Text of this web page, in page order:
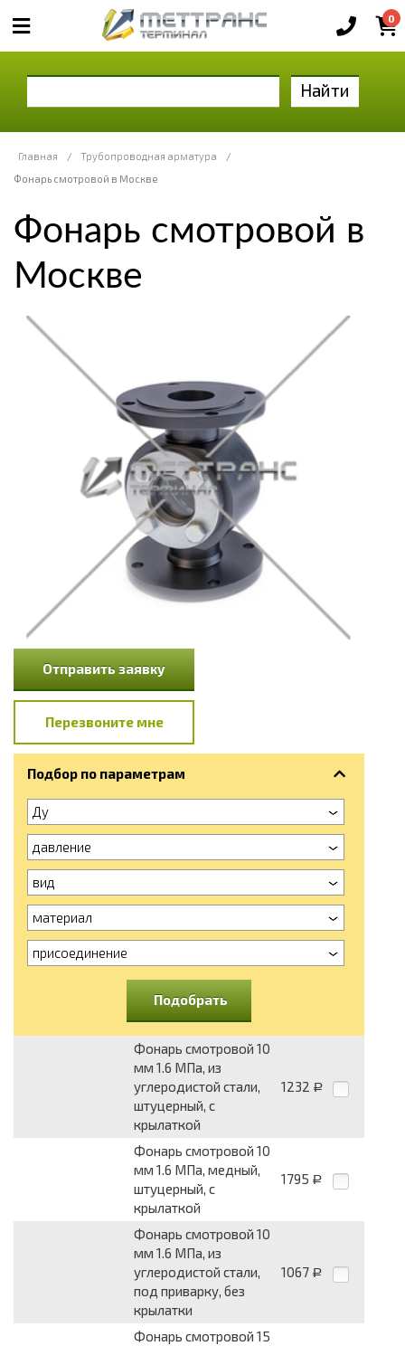
0
Найти
Главная / Трубопроводная арматура
/
Фонарь смотровой в Москве
Фонарь смотровой в
Москве
Отправить заявку
Перезвоните мне
Подбор по параметрам
Ду
давление
вид
материал
присоединение
Подобрать
Фонарь смотровой 10
мм 1.6 МПа, из
углеродистой стали,
штуцерный, с
крылаткой
1232 Р
Фонарь смотровой 10
мм 1.6 МПа, медный,
штуцерный, с
крылаткой
1795 Р
Фонарь смотровой 10
мм 1.6 МПа, из
углеродистой стали,
под приварку, без
крылатки
1067 Р
Фонарь смотровой 15